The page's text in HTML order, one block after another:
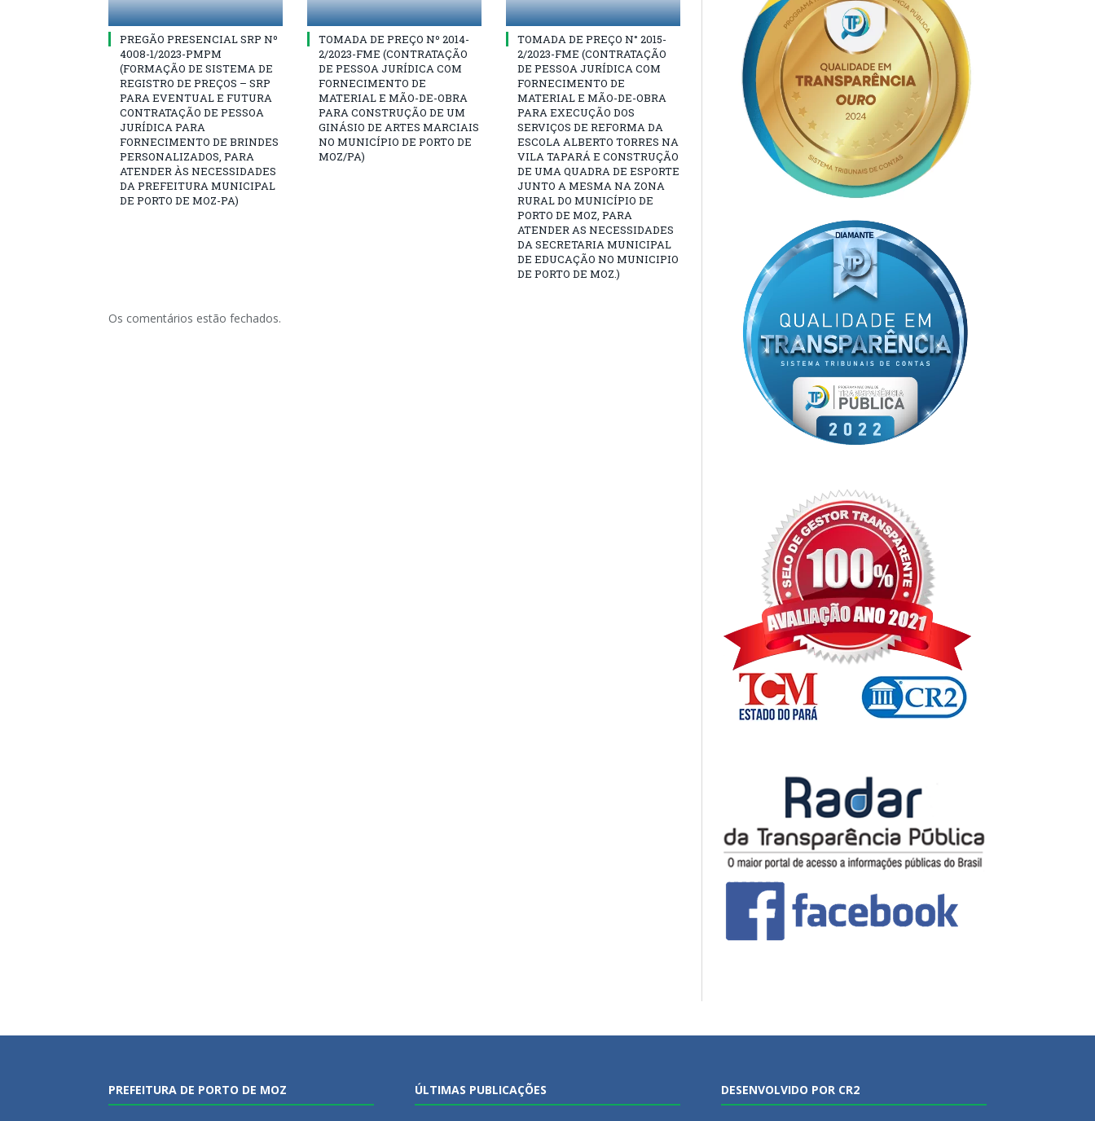
PREGÃO PRESENCIAL SRP Nº
4008-1/2023-PMPM
(FORMAÇÃO DE SISTEMA DE
REGISTRO DE PREÇOS – SRP
PARA EVENTUAL E FUTURA
CONTRATAÇÃO DE PESSOA
JURÍDICA PARA
FORNECIMENTO DE BRINDES
PERSONALIZADOS, PARA
ATENDER ÀS NECESSIDADES
DA PREFEITURA MUNICIPAL
DE PORTO DE MOZ-PA)
TOMADA DE PREÇO Nº 2014-
2/2023-FME (CONTRATAÇÃO
DE PESSOA JURÍDICA COM
FORNECIMENTO DE
MATERIAL E MÃO-DE-OBRA
PARA CONSTRUÇÃO DE UM
GINÁSIO DE ARTES MARCIAIS
NO MUNICÍPIO DE PORTO DE
MOZ/PA)
TOMADA DE PREÇO N° 2015-
2/2023-FME (CONTRATAÇÃO
DE PESSOA JURÍDICA COM
FORNECIMENTO DE
MATERIAL E MÃO-DE-OBRA
PARA EXECUÇÃO DOS
SERVIÇOS DE REFORMA DA
ESCOLA ALBERTO TORRES NA
VILA TAPARÁ E CONSTRUÇÃO
DE UMA QUADRA DE ESPORTE
JUNTO A MESMA NA ZONA
RURAL DO MUNICÍPIO DE
PORTO DE MOZ, PARA
ATENDER AS NECESSIDADES
DA SECRETARIA MUNICIPAL
DE EDUCAÇÃO NO MUNICIPIO
DE PORTO DE MOZ.)
Os comentários estão fechados.
PREFEITURA DE PORTO DE MOZ ÚLTIMAS PUBLICAÇÕES DESENVOLVIDO POR CR2